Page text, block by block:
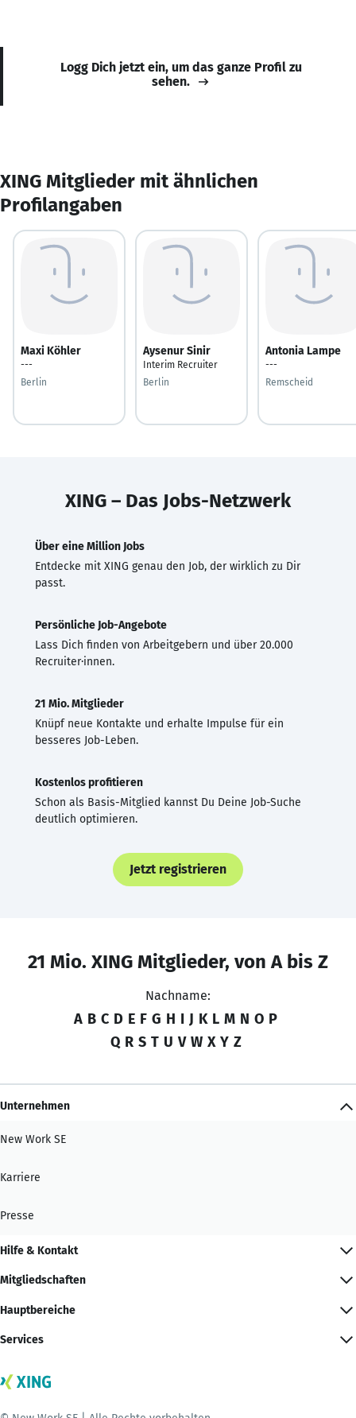
Logg Dich jetzt ein, um das ganze Profil zu
sehen.
XING Mitglieder mit ähnlichen
Profilangaben
Maxi Köhler
---
Berlin
Aysenur Sinir
Interim Recruiter
Berlin
Antonia Lampe
---
Remscheid
XING – Das Jobs-Netzwerk
Über eine Million Jobs
Entdecke mit XING genau den Job, der wirklich zu Dir
passt.
Persönliche Job-Angebote
Lass Dich finden von Arbeitgebern und über 20.000
Recruiter·innen.
21 Mio. Mitglieder
Knüpf neue Kontakte und erhalte Impulse für ein
besseres Job-Leben.
Kostenlos profitieren
Schon als Basis-Mitglied kannst Du Deine Job-Suche
deutlich optimieren.
Jetzt registrieren
21 Mio. XING Mitglieder, von A bis Z
Nachname:
A B C D E F G H I J K L M N O P
Q R S T U V W X Y Z
Unternehmen
New Work SE
Karriere
Presse
Hilfe & Kontakt
Mitgliedschaften
Hauptbereiche
Services